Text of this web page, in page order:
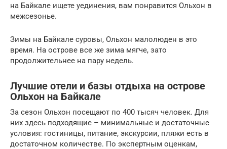
на Байкале ищете уединения, вам понравится Ольхон в
межсезонье.
Зимы на Байкале суровы, Ольхон малолюден в это
время. На острове все же зима мягче, зато
продолжительнее на пару недель.
Лучшие отели и базы отдыха на острове
Ольхон на Байкале
За сезон Ольхон посещают по 400 тысяч человек. Для
них здесь подходящие – минимальные и достаточные
условия: гостиницы, питание, экскурсии, пляжи есть в
достаточном количестве. По экспертным оценкам,